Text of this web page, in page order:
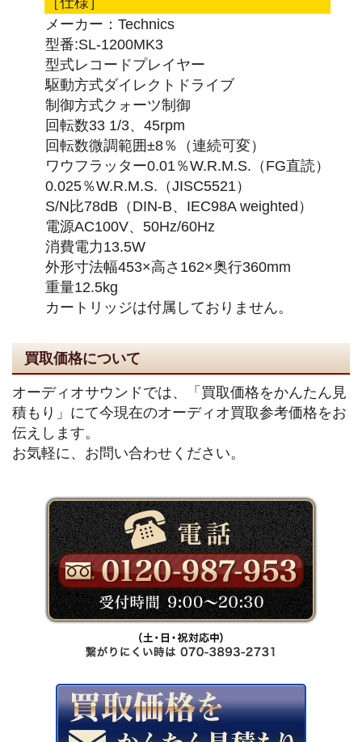
メーカー：Technics
型番:SL-1200MK3
型式レコードプレイヤー
駆動方式ダイレクトドライブ
制御方式クォーツ制御
回転数33 1/3、45rpm
回転数微調範囲±8％（連続可変）
ワウフラッター0.01％W.R.M.S.（FG直読）
0.025％W.R.M.S.（JISC5521）
S/N比78dB（DIN-B、IEC98A weighted）
電源AC100V、50Hz/60Hz
消費電力13.5W
外形寸法幅453×高さ162×奥行360mm
重量12.5kg
カートリッジは付属しておりません。
買取価格について
オーディオサウンドでは、「買取価格をかんたん見
積もり」にて今現在のオーディオ買取参考価格をお
伝えします。
お気軽に、お問い合わせください。